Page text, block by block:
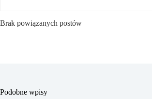
Brak powiązanych postów
Podobne wpisy